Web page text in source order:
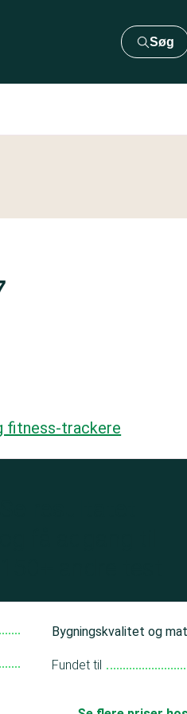
Søg
fitness-trackere
Bygningskvalitet og
Fundet til